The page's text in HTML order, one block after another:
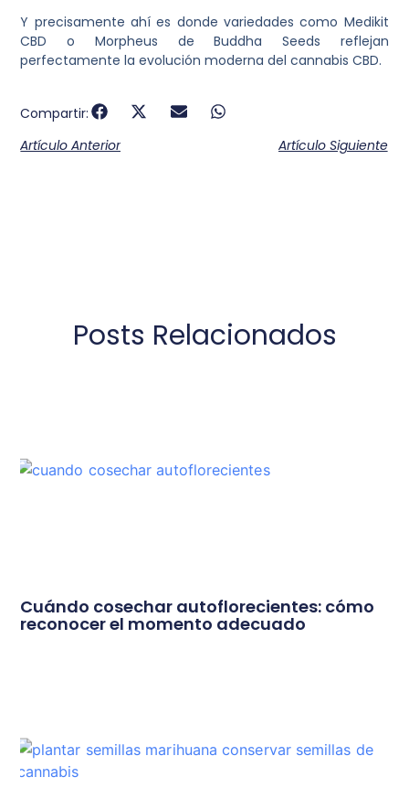
Y precisamente ahí es donde variedades como Medikit
CBD o Morpheus de Buddha Seeds reflejan
perfectamente la evolución moderna del cannabis CBD.
Compartir:
Artículo Anterior
Artículo Siguiente
Posts Relacionados
Cuándo cosechar autoflorecientes: cómo
reconocer el momento adecuado